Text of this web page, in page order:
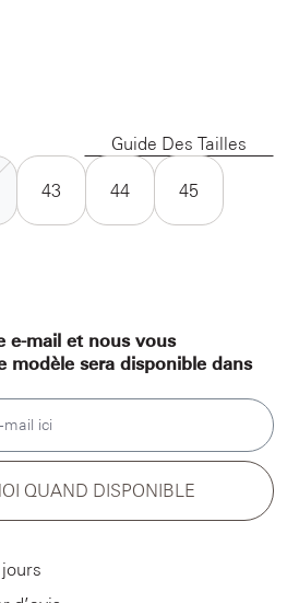
Guide Des Tailles
43 44 45
e-mail et nous vous
modèle sera disponible dans
QUAND DISPONIBLE